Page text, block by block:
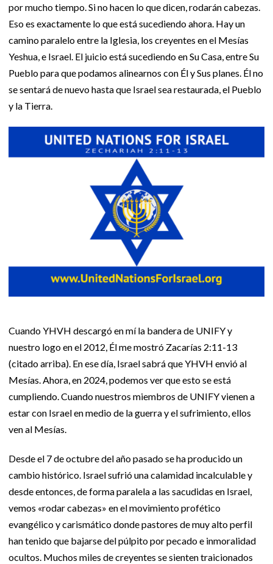
por mucho tiempo. Si no hacen lo que dicen, rodarán cabezas.
Eso es exactamente lo que está sucediendo ahora. Hay un
camino paralelo entre la Iglesia, los creyentes en el Mesías
Yeshua, e Israel. El juicio está sucediendo en Su Casa, entre Su
Pueblo para que podamos alinearnos con Él y Sus planes. Él no
se sentará de nuevo hasta que Israel sea restaurada, el Pueblo
y la Tierra.
Cuando YHVH descargó en mí la bandera de UNIFY y
nuestro logo en el 2012, Él me mostró Zacarías 2:11-13
(citado arriba). En ese día, Israel sabrá que YHVH envió al
Mesías. Ahora, en 2024, podemos ver que esto se está
cumpliendo. Cuando nuestros miembros de UNIFY vienen a
estar con Israel en medio de la guerra y el sufrimiento, ellos
ven al Mesías.
Desde el 7 de octubre del año pasado se ha producido un
cambio histórico. Israel sufrió una calamidad incalculable y
desde entonces, de forma paralela a las sacudidas en Israel,
vemos «rodar cabezas» en el movimiento profético
evangélico y carismático donde pastores de muy alto perfil
han tenido que bajarse del púlpito por pecado e inmoralidad
ocultos. Muchos miles de creyentes se sienten traicionados